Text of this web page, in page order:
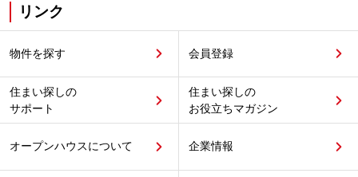
リンク
物件を探す 会員登録
住まい探しの
サポート
住まい探しの
お役立ちマガジン
オープンハウスについて 企業情報